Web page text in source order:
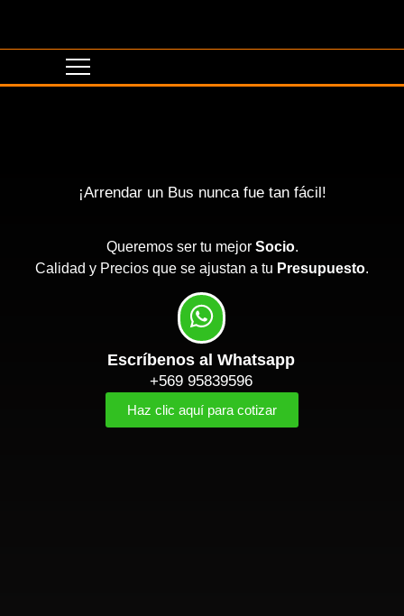
¡Arrendar un Bus nunca fue tan fácil!
Queremos ser tu mejor Socio.
Calidad y Precios que se ajustan a tu Presupuesto.
Escríbenos al Whatsapp
+569 95839596
Haz clic aquí para cotizar